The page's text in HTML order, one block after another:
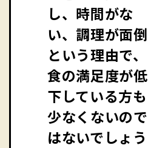
し、時間がな
い、調理が面倒
という理由で、
食の満足度が低
下している方も
少なくないので
はないでしょう